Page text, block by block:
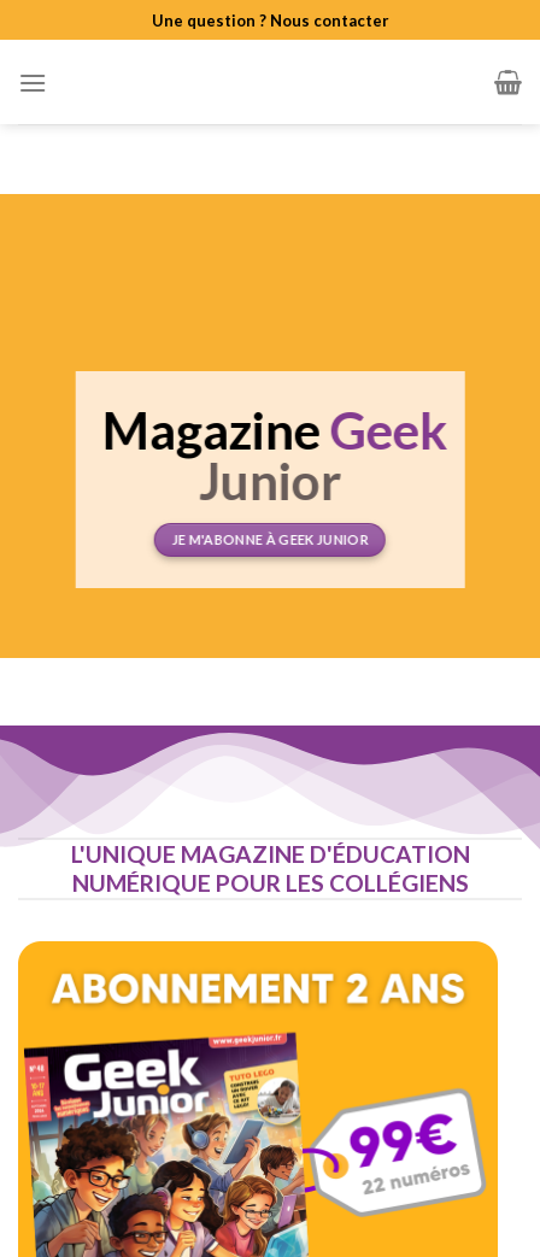
to
content
Une question ? Nous contacter
MagazineGeek
Junior
JE M'ABONNE À GEEK JUNIOR
L'UNIQUE MAGAZINE D'ÉDUCATION
NUMÉRIQUE POUR LES COLLÉGIENS